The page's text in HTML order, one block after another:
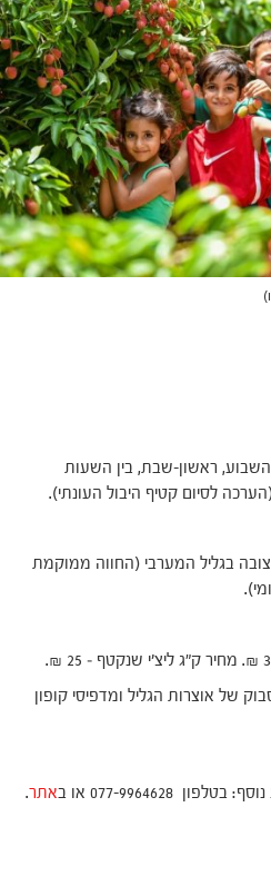
ראשון-שבת, בין השעות
בגליל המערבי (החווה ממוקמת
של אוצרות הגליל ומדפיסי קופון
077-9964628 או ב
אתר.